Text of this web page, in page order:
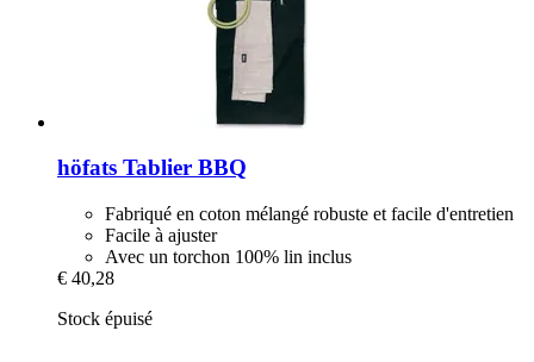
höfats Tablier BBQ
Fabriqué en coton mélangé robuste et facile d'entretien
Facile à ajuster
Avec un torchon 100% lin inclus
€ 40,28
Stock épuisé